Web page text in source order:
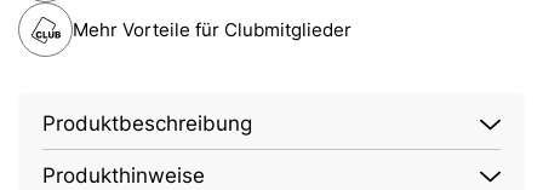
Mehr Vorteile für Clubmitglieder
Produktbeschreibung
Produkthinweise